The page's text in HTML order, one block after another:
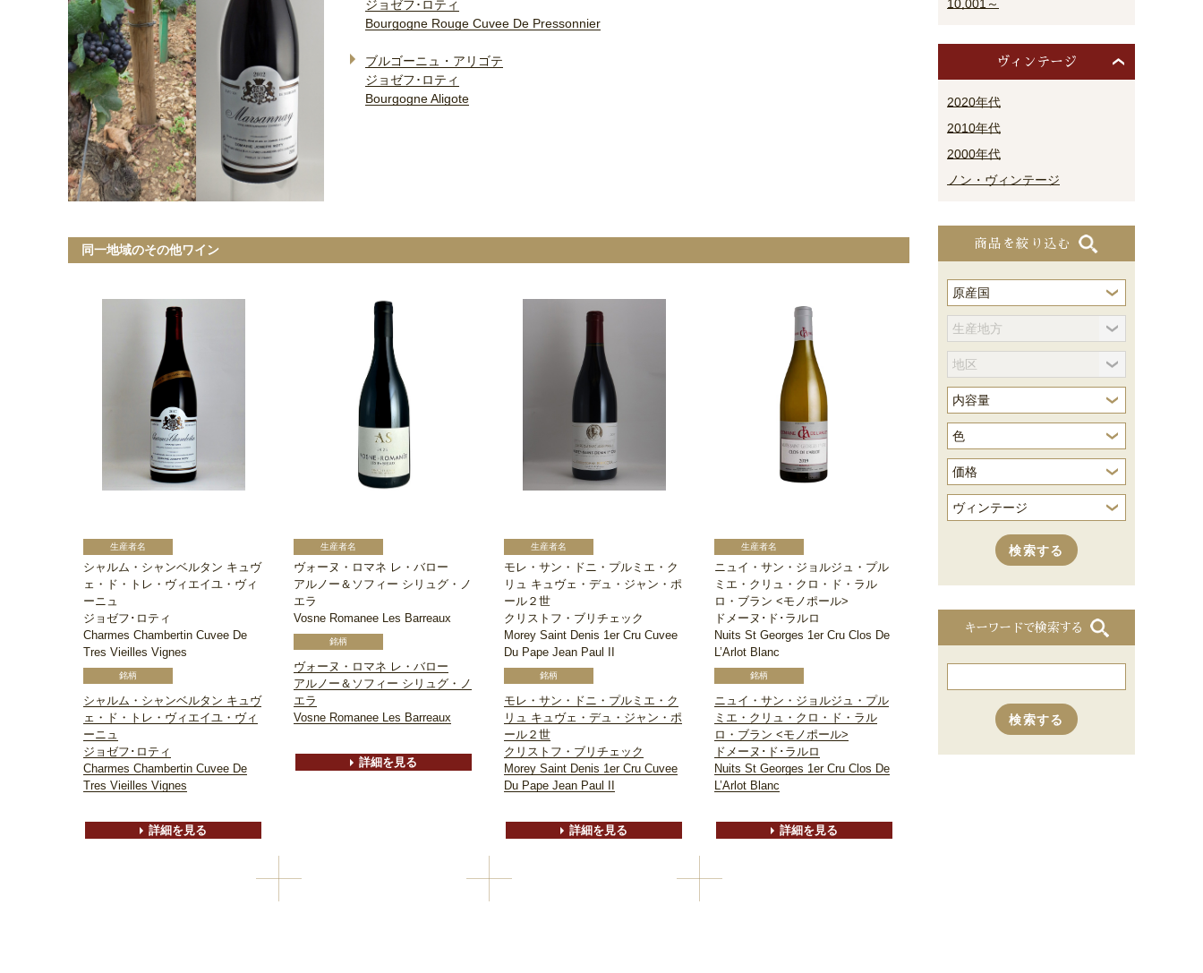
ジョゼフ･ロティ
Bourgogne Rouge Cuvee De Pressonnier
ブルゴーニュ・アリゴテ
ジョゼフ･ロティ
Bourgogne Aligote
同一地域のその他ワイン
シャルム・シャンベルタン キュヴ
ェ・ド・トレ・ヴィエイユ・ヴィ
ーニュ
ジョゼフ･ロティ
Charmes Chambertin Cuvee De
Tres Vieilles Vignes
シャルム・シャンベルタン キュヴ
ェ・ド・トレ・ヴィエイユ・ヴィ
ーニュ
ジョゼフ･ロティ
Charmes Chambertin Cuvee De
Tres Vieilles Vignes
詳細を見る
ヴォーヌ・ロマネ レ・バロー
アルノー＆ソフィー シリュグ・ノ
エラ
Vosne Romanee Les Barreaux
ヴォーヌ・ロマネ レ・バロー
アルノー＆ソフィー シリュグ・ノ
エラ
Vosne Romanee Les Barreaux
詳細を見る
モレ・サン・ドニ・プルミエ・ク
リュ キュヴェ・デュ・ジャン・ポ
ール２世
クリストフ・ブリチェック
Morey Saint Denis 1er Cru Cuvee
Du Pape Jean Paul II
モレ・サン・ドニ・プルミエ・ク
リュ キュヴェ・デュ・ジャン・ポ
ール２世
クリストフ・ブリチェック
Morey Saint Denis 1er Cru Cuvee
Du Pape Jean Paul II
詳細を見る
ニュイ・サン・ジョルジュ・プル
ミエ・クリュ・クロ・ド・ラル
ロ・ブラン <モノポール>
ドメーヌ･ド･ラルロ
Nuits St Georges 1er Cru Clos De
L’Arlot Blanc
ニュイ・サン・ジョルジュ・プル
ミエ・クリュ・クロ・ド・ラル
ロ・ブラン <モノポール>
ドメーヌ･ド･ラルロ
Nuits St Georges 1er Cru Clos De
L’Arlot Blanc
詳細を見る
10,001～
ヴィンテージ
2020年代
2010年代
2000年代
ノン・ヴィンテージ
商品を絞り込む
キーワードで検索する